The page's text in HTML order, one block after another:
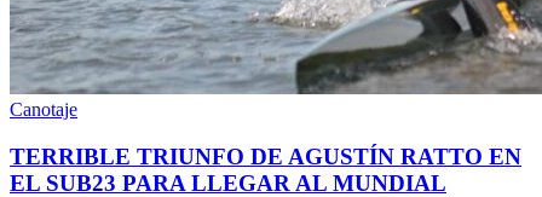
Canotaje
TERRIBLE TRIUNFO DE AGUSTÍN RATTO EN
EL SUB23 PARA LLEGAR AL MUNDIAL